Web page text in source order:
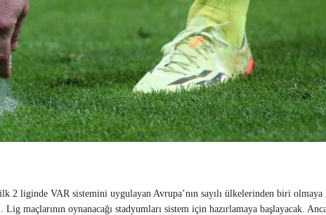
2 liginde VAR sistemini uygulayan Avrupa’nın sayılı ülkelerinden biri olmaya
maçlarının oynanacağı stadyumları sistem için hazırlamaya başlayacak.